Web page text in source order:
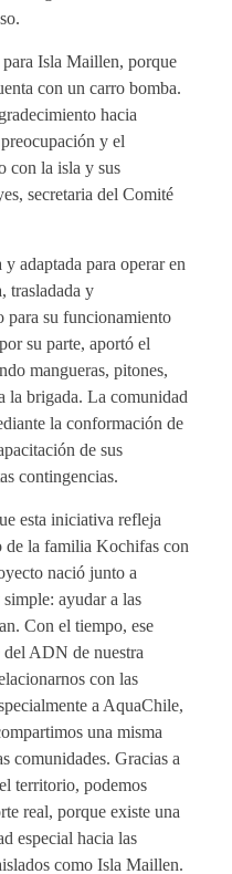
Isla Maillen, porque
con un carro bomba.
hacia
y el
con la isla y sus
secretaria del Comité
adaptada para operar en
trasladada y
para su funcionamiento
su parte, aportó el
mangueras, pitones,
la brigada. La comunidad
la conformación de
de sus
contingencias.
esta iniciativa refleja
de la familia Kochifas con
nació junto a
ayudar a las
Con el tiempo, ese
ADN de nuestra
con las
a AquaChile,
una misma
comunidades. Gracias a
territorio, podemos
real, porque existe una
especial hacia las
como Isla Maillen.